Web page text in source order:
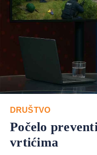
DRUŠTVO
Počelo
vrtićima